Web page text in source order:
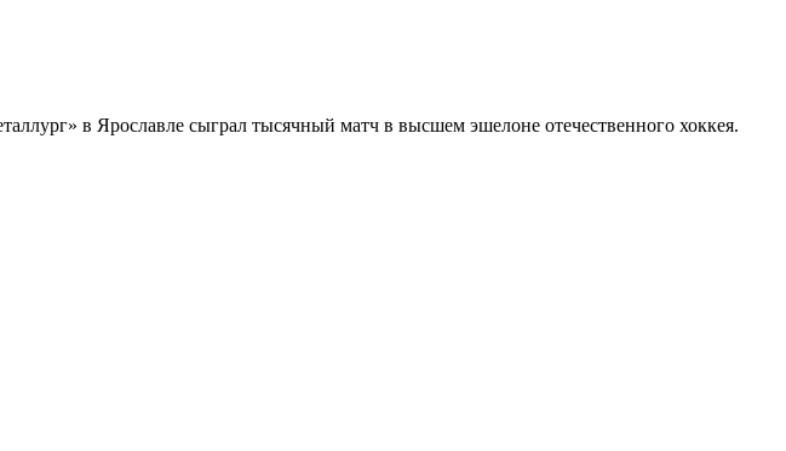
в Ярославле сыграл тысячный матч в высшем эшелоне отечественного хоккея.